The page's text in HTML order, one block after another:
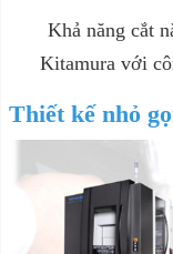
Khả năng cắt
Kitamura với
Thiết kế nhỏ